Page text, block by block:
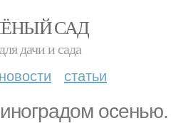
САД
дачи и сада
новости статьи